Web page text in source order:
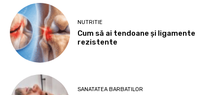
NUTRITIE
Cum să ai tendoane şi ligamente
rezistente
SANATATEA BARBATILOR